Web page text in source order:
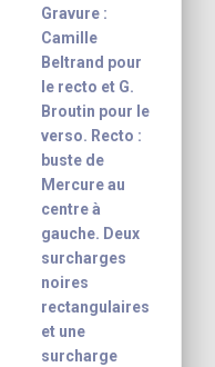
Gravure :
Camille
Beltrand pour
le recto et G.
Broutin pour le
verso. Recto :
buste de
Mercure au
centre à
gauche. Deux
surcharges
noires
rectangulaires
et une
surcharge